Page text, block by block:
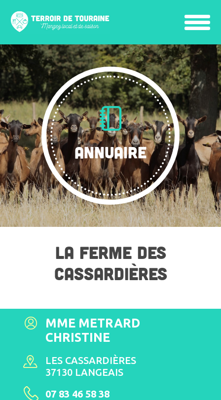
ANNUAIRE
LA FERME DES
CASSARDIÈRES
MME METRARD
CHRISTINE
LES CASSARDIÈRES
37130 LANGEAIS
07 83 46 58 38